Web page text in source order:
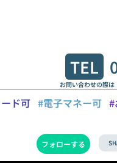
TEL
お問い合わせの際
ド可 #電子マネー可
フォローする